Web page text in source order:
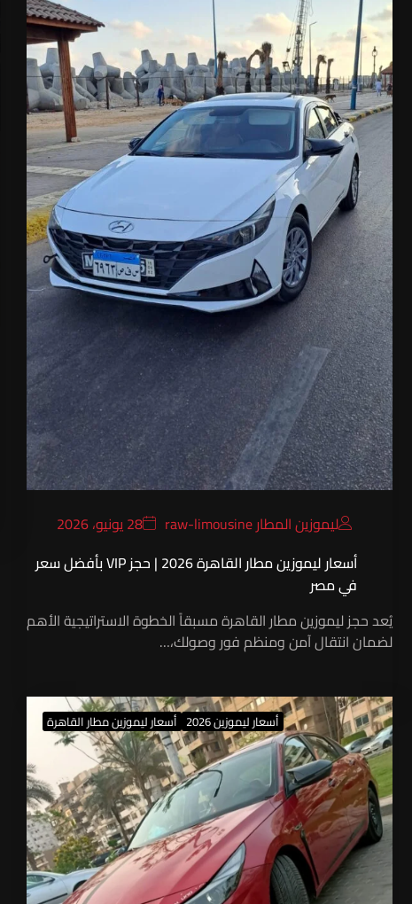
ليموزين المطار raw-limousine
28 يونيو، 2026
أسعار ليموزين مطار القاهرة 2026 | حجز VIP بأفضل سعر
في مصر
يُعد حجز ليموزين مطار القاهرة مسبقاً الخطوة الاستراتيجية الأهم
لضمان انتقال آمن ومنظم فور وصولك،…
أسعار ليموزين 2026 أسعار ليموزين مطار القاهرة